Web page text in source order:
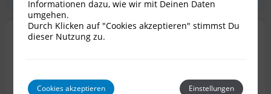
Ing. Mag. Peter Bubits
2340 Mödling
Informationen dazu, wie wir mit Deinen Daten
umgehen.
Durch Klicken auf "Cookies akzeptieren" stimmst Du
dieser Nutzung zu.
Cookies akzeptieren Einstellungen